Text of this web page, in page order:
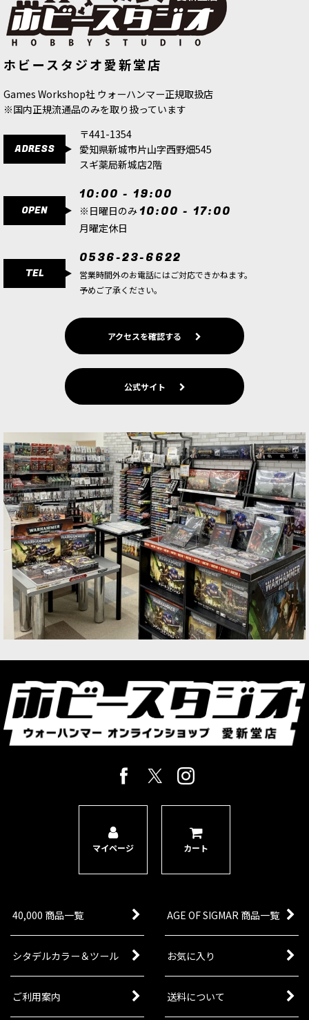
（ハードカバー版144ページ）。 専用強化ルール
を含む新デタッ…
ジスト[ 69-20]
1点
ゲーム「ウォーハンマー40,000」リーグ・オヴ・
タデルミニチュア1体。 味方にコストなしにスペ
シャルルールを適用させることで支援する新たな
ユニット。
[リーグ・オヴ・ヴォータン] アーカニスト・エヴ
ァリュエイター [69-21]
5,700円(税込)
ゲーム「ウォーハンマー40,000」リーグ・オヴ・
ヴォータンの勢力の新キャラクターのシタデルミ
ニチュア1体。 武器のオプションによって様々な
射程で攻撃可能な多彩で強力なキャラクター。 よ
[リーグ・オヴ・ヴォータン] ブーリ・イーグニル
セン[69-22]
6,300
ゲーム「ウォーハンマー40,000」リーグ・オヴ・
ニチュア1体。 敵に攻撃された後に動くことので
きる、機動力の高い強力なユニット。
[リーグ・オヴ・ヴォータン] アイアンキン・ステ
ィールジャック[69-23]
8,800円(税込)
1点
ゲーム「ウォーハンマー40,000」リーグ・オヴ・
ヴォータンの勢力の新エリートインファントリユ
ニットのシタデルミニチュア3体。 異なるタイプ
の武器を装備する二通りから一種を選択して組立
可能な新ユニット…
[リーグ・オヴ・ヴォータン] クトーニアン・アー
スシェイカー[69-24]
ゲーム「ウォーハンマー40,000」リーグ・オヴ・
ヴォータンの勢力の新シタデルミニチュア4体。
クトーニアン・アースシェイカー2体と強力なアビ
リティを記録するのに便利なブリーチャー・オー
ドナンス・トー…
[リーグ・オヴ・ヴォータン] カプリカス
(税込)
1点
ヴォータンの勢力のビークルユニットの新シタデ
ルミニチュア1体。 二通りから一種を選んで制作
ンダーを編成可能…
[45-01]
[
ホビースタジオ愛新堂店
Games Workshop社 ウォーハンマー正規取扱店
※国内正規流通品のみを取り扱っています
ADRESS
〒441-1354
愛知県新城市片山字西野畑545
スギ薬局新城店2階
OPEN
10:00 - 19:00
※日曜日のみ 10:00 - 17:00
月曜定休日
TEL
0536-23-6622
営業時間外のお電話にはご対応できかねます。
予めご了承ください。
アクセスを確認する
公式サイト
マイページ カート
40,000 商品一覧 AGE OF SIGMAR 商品一覧
シタデルカラー＆ツール お気に入り
ご利用案内 送料について